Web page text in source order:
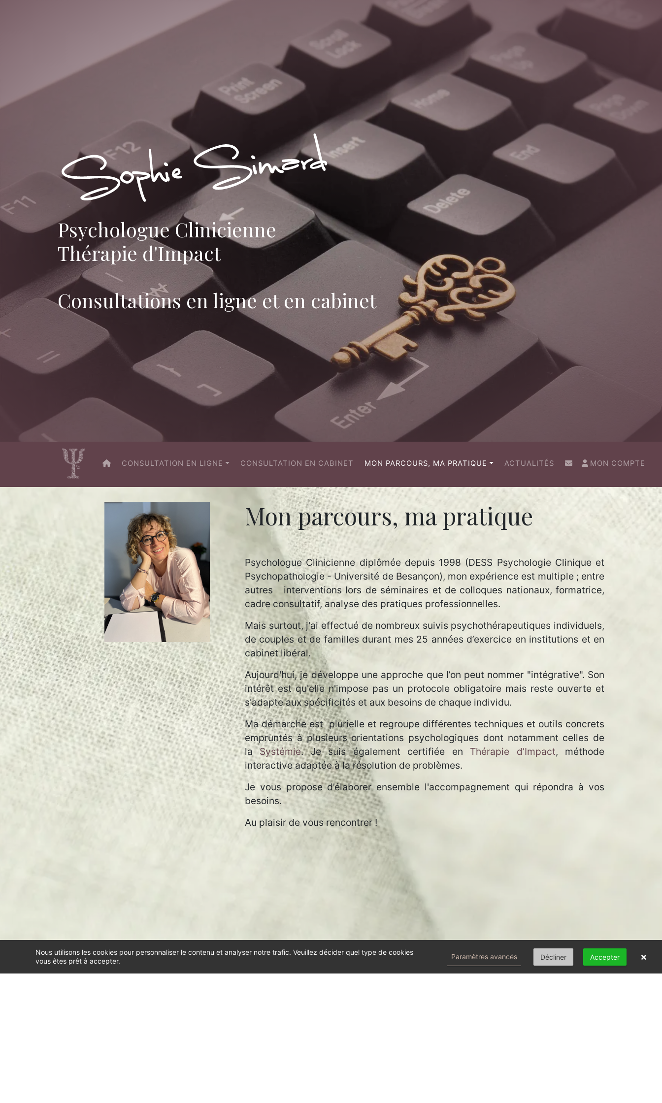
Sophie SIMARD
Psychologue Clinicienne
Thérapie d'Impact
Consultations en ligne et en cabinet
RETOUR À L’ACCUEIL
CONSULTATION EN LIGNE (CURRENT)
CONSULTATION EN CABINET MON PARCOURS, MA PRATIQUE (CURRENT)
ACTUALITÉS MON COMPTE
Mon parcours, ma pratique
Psychologue Clinicienne diplômée depuis 1998 (DESS Psychologie Clinique et
Psychopathologie - Université de Besançon), mon expérience est multiple ; entre
autres interventions lors de séminaires et de colloques nationaux, formatrice,
cadre consultatif, analyse des pratiques professionnelles.
Mais surtout, j'ai effectué de nombreux suivis psychothérapeutiques individuels,
de couples et de familles durant mes 25 années d’exercice en institutions et en
cabinet libéral.
Aujourd'hui, je développe une approche que l’on peut nommer "intégrative". Son
intérêt est qu'elle n'impose pas un protocole obligatoire mais reste ouverte et
s'adapte aux spécificités et aux besoins de chaque individu.
Ma démarche est plurielle et regroupe différentes techniques et outils concrets
empruntés à plusieurs orientations psychologiques dont notamment celles de
laSystémie. Je suis également certifiée en Thérapie d’Impact, méthode
interactive adaptée à la résolution de problèmes.
Je vous propose d’élaborer ensemble l'accompagnement qui répondra à vos
besoins.
Au plaisir de vous rencontrer !
Nous utilisons les cookies pour personnaliser le contenu et analyser notre trafic. Veuillez décider quel type de cookies
vous êtes prêt à accepter.
Paramètres avancés Décliner Accepter ×